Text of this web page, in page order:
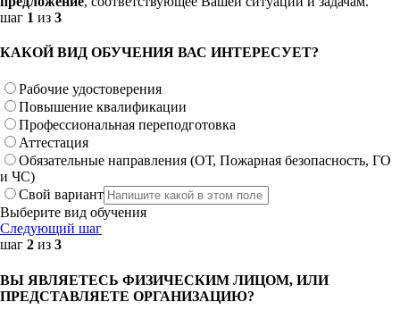
шаг 1 из 3
КАКОЙ ВИД ОБУЧЕНИЯ ВАС ИНТЕРЕСУЕТ?
Рабочие удостоверения
Повышение квалификации
Профессиональная переподготовка
Аттестация
Обязательные направления (ОТ, Пожарная безопасность, ГО
и ЧС)
Свой вариант
Выберите вид обучения
Следующий шаг
шаг 2 из 3
ВЫ ЯВЛЯЕТЕСЬ ФИЗИЧЕСКИМ ЛИЦОМ, ИЛИ
ПРЕДСТАВЛЯЕТЕ ОРГАНИЗАЦИЮ?